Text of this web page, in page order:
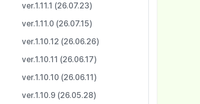
ver.1.11.1 (26.07.23)
ver.1.11.0 (26.07.15)
ver.1.10.12 (26.06.26)
ver.1.10.11 (26.06.17)
ver.1.10.10 (26.06.11)
ver.1.10.9 (26.05.28)